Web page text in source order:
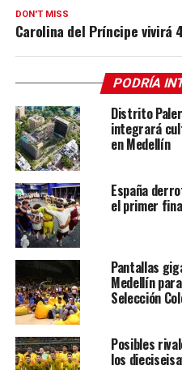
DON'T MISS
Carolina del Príncipe vivirá
PODRÍA
Distrito
integrará
en Medellín
España
el primer
Pantallas
Medellín
Selección
Posibles
los